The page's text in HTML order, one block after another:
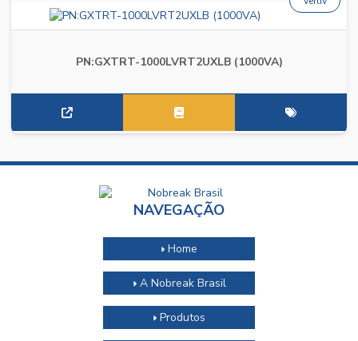
PN:GXTRT-1000LVRT2UXLB (1000VA)
NAVEGAÇÃO
Home
A Nobreak Brasil
Produtos